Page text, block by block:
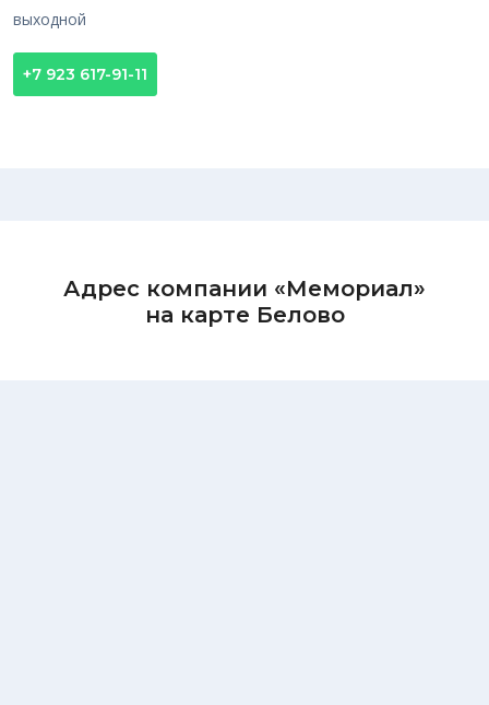
выходной
+7 923 617-91-11
Адрес компании «Мемориал»
на карте Белово